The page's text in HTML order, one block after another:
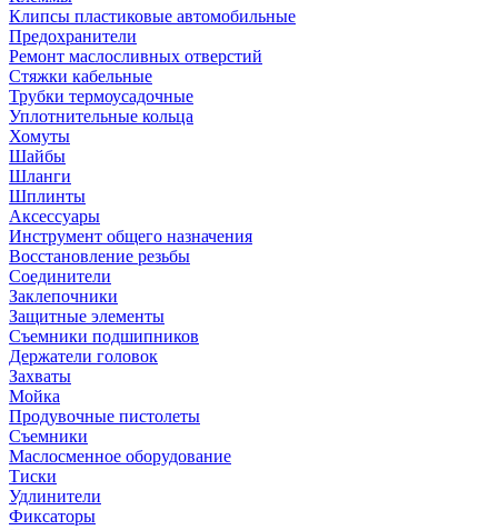
Клипсы пластиковые автомобильные
Предохранители
Ремонт маслосливных отверстий
Стяжки кабельные
Трубки термоусадочные
Уплотнительные кольца
Хомуты
Шайбы
Шланги
Шплинты
Аксессуары
Инструмент общего назначения
Восстановление резьбы
Соединители
Заклепочники
Защитные элементы
Съемники подшипников
Держатели головок
Захваты
Мойка
Продувочные пистолеты
Съемники
Маслосменное оборудование
Тиски
Удлинители
Фиксаторы